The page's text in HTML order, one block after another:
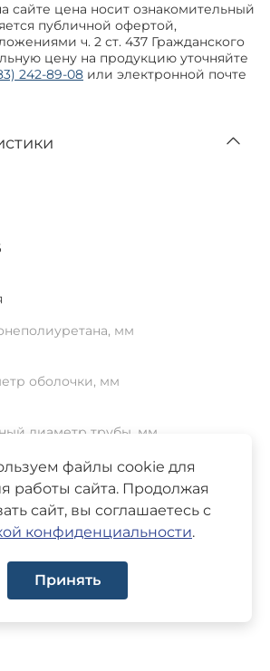
сайте цена носит ознакомительный
публичной офертой,
ч. 2 ст. 437 Гражданского
цену на продукцию уточняйте
242-89-08 или электронной почте
мм
оболочки, мм
диаметр трубы, мм
мм
файлы cookie для
работы сайта. Продолжая
сайт, вы соглашаетесь с
конфиденциальности.
Принять